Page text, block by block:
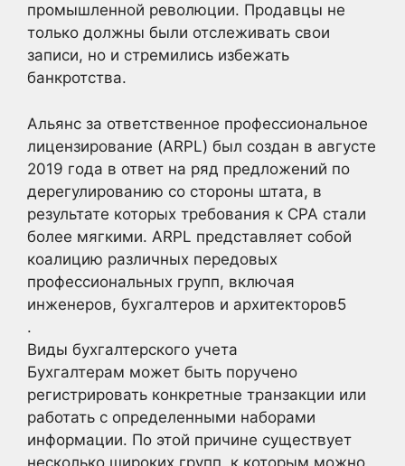
промышленной революции. Продавцы не
только должны были отслеживать свои
записи, но и стремились избежать
банкротства.
Альянс за ответственное профессиональное
лицензирование (ARPL) был создан в августе
2019 года в ответ на ряд предложений по
дерегулированию со стороны штата, в
результате которых требования к CPA стали
более мягкими. ARPL представляет собой
коалицию различных передовых
профессиональных групп, включая
инженеров, бухгалтеров и архитекторов5
.
Виды бухгалтерского учета
Бухгалтерам может быть поручено
регистрировать конкретные транзакции или
работать с определенными наборами
информации. По этой причине существует
несколько широких групп, к которым можно